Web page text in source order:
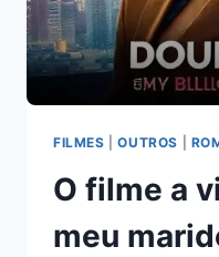
FILMES |OUTROS
O filme a
meu